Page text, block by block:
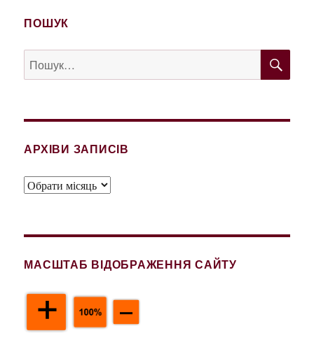
ПОШУК
Пошук
за
АРХІВИ ЗАПИСІВ
Архіви
МАСШТАБ ВІДОБРАЖЕННЯ САЙТУ